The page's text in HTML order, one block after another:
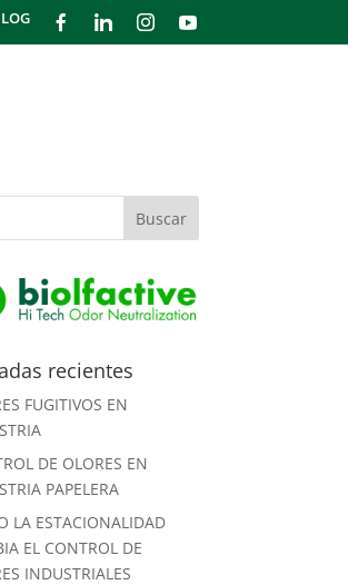
recientes
FUGITIVOS EN
DE OLORES EN
PAPELERA
LA ESTACIONALIDAD
EL CONTROL DE
INDUSTRIALES